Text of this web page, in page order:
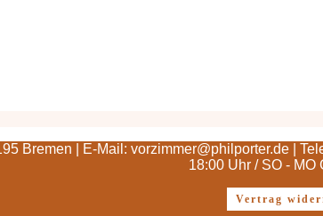
Bremen | E-Mail: vorzimmer@philporter.de |
18:00 Uhr / SO - MO
Vertrag